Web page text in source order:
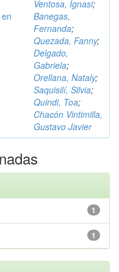
Ventosa, Ignasi;
Banegas,
Fernanda;
Quezada, Fanny;
Delgado,
Gabriela;
Orellana, Nataly;
Saquisilí, Silvia;
Quindi, Toa;
Chacón Vintimilla,
Gustavo Javier
1
1